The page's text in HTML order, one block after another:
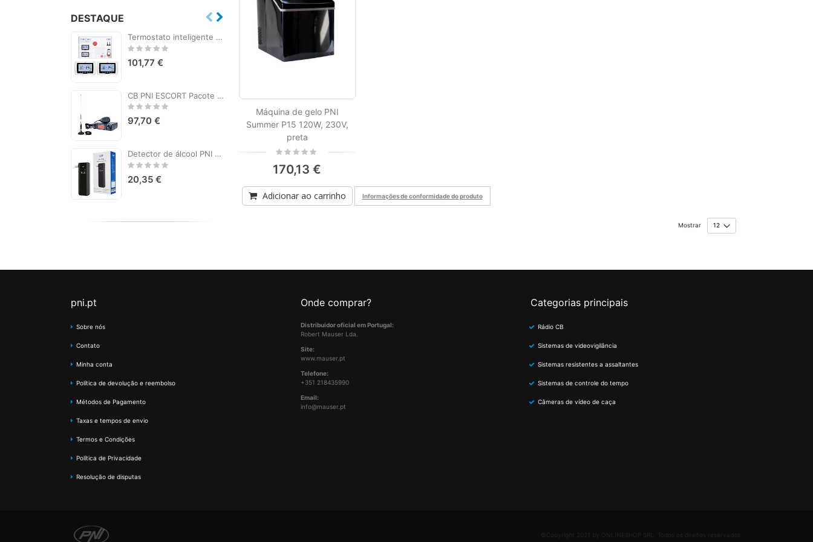
Máquina de gelo PNI
Summer P15 120W, 230V,
preta
Rating:
170,13 €
Adicionar ao carrinho Informações de conformidade do produto
Mostrar
DESTAQUE
Termostato inteligente PNI CT400 wireless, com WiFi, controla 1 unidade central e 2 zonas diferentes, térreo via Internet, para unidades de aquecimento central, bombas, válvulas solenóides, APP TuyaSmart, histerese 0,2 graus C, controla 2 grupos de bombea
Rating:
101,77 €
CB PNI ESCORT Pacote da estação de rádio HP 9001 PRO ASQ + antena CB PNI S75 com ímã
Rating:
97,70 €
Detector de álcool PNI AT188 com tela LCD, alarme sonoro e leve
Rating:
20,35 €
Rating:
0%
38,86 €
pni.pt
Sobre nós
Contato
Minha conta
Política de devolução e reembolso
Métodos de Pagamento
Taxas e tempos de envio
Termos e Condições
Política de Privacidade
Resolução de disputas
Onde comprar?
Distribuidor oficial em Portugal:
Robert Mauser Lda.
Site:
www.mauser.pt
Telefone:
+351 218435990
Email:
info@mauser.pt
Categorias principais
Rádio CB
Sistemas de videovigilância
Sistemas resistentes a assaltantes
Sistemas de controle do tempo
Câmeras de vídeo de caça
©Copyright 2021 by ONLINESHOP SRL. Todos os direitos reservados.